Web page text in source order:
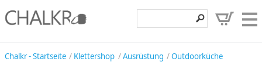
Klettershop
Chalkr - Startseite Klettershop Ausrüstung Outdoorküche